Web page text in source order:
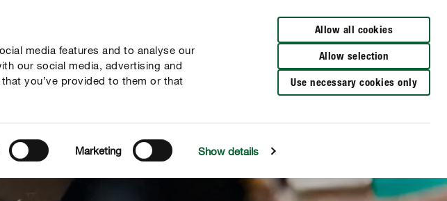
media features and to analyse our
our social media, advertising and
you’ve provided to them or that
Marketing Show details
Allow all cookies
Allow selection
Use necessary cookies only
Solo il meglio!